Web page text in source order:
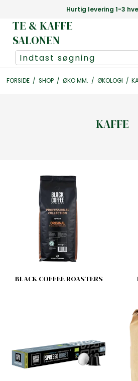
Hurtig levering 1-3
TE & KAFFE
SALONEN
FORSIDE / SHOP / ØKO MM. / ØKOLOGI /
KAFFE
BLACK COFFEE ROASTERS